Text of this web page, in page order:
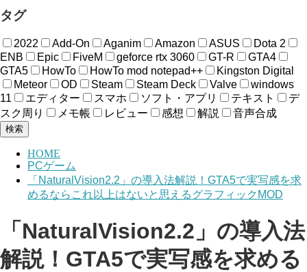
タグ
2022 Add-On Aganim Amazon ASUS
Dota 2
ENB
Epic FiveM geforce rtx 3060 GT-R
GTA4
GTA5
HowTo HowTo mod notepad++
Kingston Digital
Meteor
OD Steam Steam Deck Valve
windows
11
エディター スマホ ソフト・アプリ テキスト
デ
スク周り
メモ帳 レビュー 感想 解説 音声合成
検索
HOME
PCゲーム
「NaturalVision2.2」の導入法解説！GTA5で実写感を求
めるならこれ以上はないと思えるグラフィックMOD
「NaturalVision2.2」の導入法
解説！GTA5で実写感を求める